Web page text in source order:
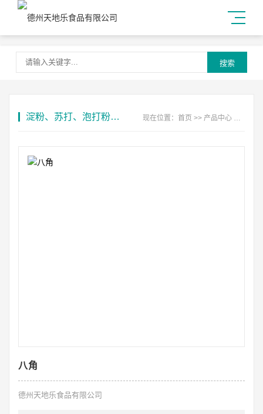
搜索
淀粉、苏打、泡打粉系列 现在位置：首页 >> 产品中心
八角
德州天地乐食品有限公司